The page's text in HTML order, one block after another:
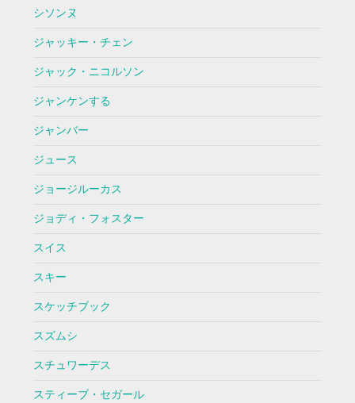
シソンヌ
ジャッキー・チェン
ジャック・ニコルソン
ジャンケンする
ジャンバー
ジュース
ジョージルーカス
ジョディ・フォスター
スイス
スキー
スケッチブック
スズムシ
スチュワーデス
スティーブ・セガール